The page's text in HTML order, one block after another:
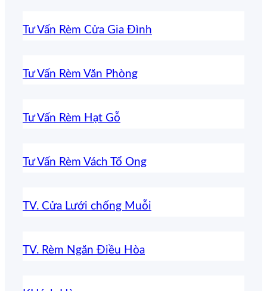
Tư Vấn Rèm Cửa Gia Đình
Tư Vấn Rèm Văn Phòng
Tư Vấn Rèm Hạt Gỗ
Tư Vấn Rèm Vách Tổ Ong
TV. Cửa Lưới chống Muỗi
TV. Rèm Ngăn Điều Hòa